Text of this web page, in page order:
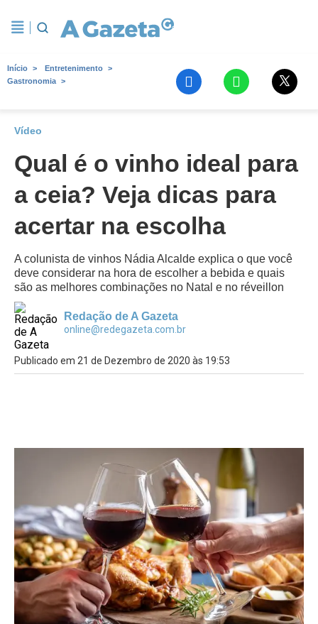
Início
Entretenimento
Gastronomia
Vídeo
Qual é o vinho ideal para
a ceia? Veja dicas para
acertar na escolha
A colunista de vinhos Nádia Alcalde explica o que você
deve considerar na hora de escolher a bebida e quais
são as melhores combinações no Natal e no réveillon
Redação de A Gazeta
online@redegazeta.com.br
Publicado em 21 de Dezembro de 2020 às 19:53